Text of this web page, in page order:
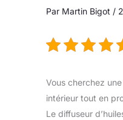
Par Martin Bigot /
Vous cherchez
intérieur tout en
Le diffuseur